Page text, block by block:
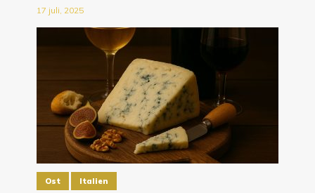
17 juli, 2025
Ost Italien